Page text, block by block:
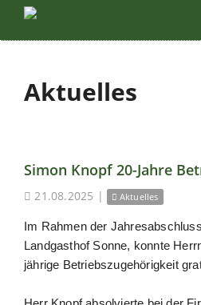
Aktuelles
Simon Knopf 20-Jahre
21.08.2025 | Aktuelles
Im Rahmen der
Landgasthof Sonne, konnte
jährige Betriebszugehörigkeit